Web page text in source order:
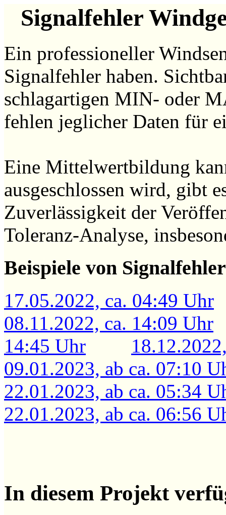
Signalfehler
Ein professioneller
Signalfehler haben.
schlagartigen MIN- oder
fehlen jeglicher Daten für
Eine Mittelwertbildung
ausgeschlossen wird, gibt
Zuverlässigkeit der
Toleranz-Analyse,
Beispiele von
17.05.2022, ca. 04:49 Uhr
08.11.2022, ca. 14:09 Uhr
14:45 Uhr
09.01.2023, ab ca. 07:10
22.01.2023, ab ca. 05:34
22.01.2023, ab ca. 06:56
In diesem Projekt